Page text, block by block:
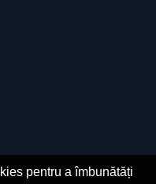
pentru a îmbunătăți